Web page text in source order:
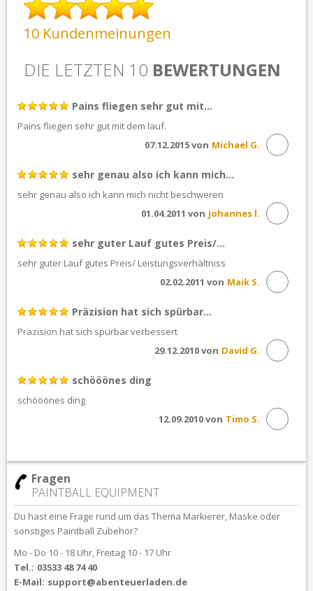
10 Kundenmeinungen
DIE LETZTEN 10 BEWERTUNGEN
Pains fliegen sehr gut mit...
Pains fliegen sehr gut mit dem lauf.
Michael G.
07.12.2015 von
sehr genau also ich kann mich...
sehr genau also ich kann mich nicht beschweren
johannes l.
01.04.2011 von
sehr guter Lauf gutes Preis/...
sehr guter Lauf gutes Preis/ Leistungsverhältniss
Maik S.
02.02.2011 von
Präzision hat sich spürbar...
Präzision hat sich spürbar verbessert
David G.
29.12.2010 von
schööönes ding
schööönes ding
Timo S.
12.09.2010 von
Fragen
PAINTBALL EQUIPMENT
Du hast eine Frage rund um das Thema Markierer, Maske oder
sonstiges Paintball Zubehör?
Mo - Do 10 - 18 Uhr, Freitag 10 - 17 Uhr
Tel.: 03533 48 74 40
E-Mail: support@abenteuerladen.de